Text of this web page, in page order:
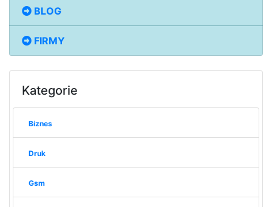
BLOG
FIRMY
Kategorie
Biznes
Druk
Gsm